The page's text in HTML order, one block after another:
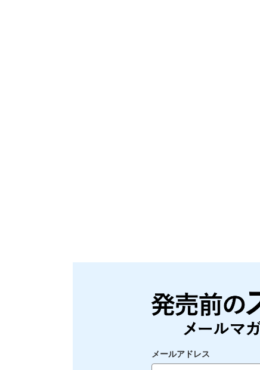
メールアドレス